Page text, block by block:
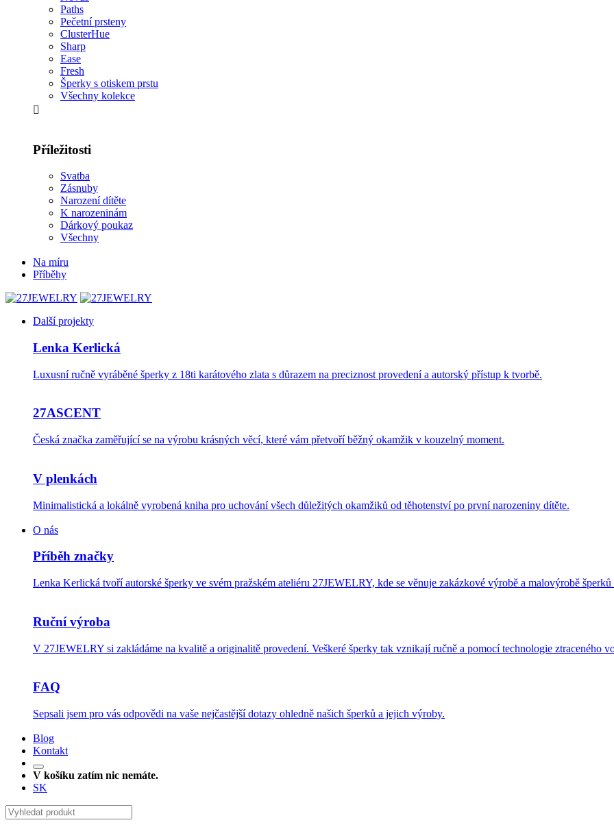
Paths
Pečetní prsteny
ClusterHue
Sharp
Ease
Fresh
Šperky s otiskem prstu
Všechny kolekce
Příležitosti
Svatba
Zásnuby
Narození dítěte
K narozeninám
Dárkový poukaz
Všechny
Na míru
Příběhy
Další projekty
Lenka Kerlická
Luxusní ručně vyráběné šperky z 18ti karátového zlata s důrazem na preciznost provedení a autorský přístup k tvorbě.
27ASCENT
Česká značka zaměřující se na výrobu krásných věcí, které vám přetvoří běžný okamžik v kouzelný moment.
V plenkách
Minimalistická a lokálně vyrobená kniha pro uchování všech důležitých okamžiků od těhotenství po první narozeniny dítěte.
O nás
Příběh značky
Lenka Kerlická tvoří autorské šperky ve svém pražském ateliéru 27JEWELRY, kde se věnuje zakázkové výrobě a malovýrobě
Ruční výroba
V 27JEWELRY si zakládáme na kvalitě a originalitě provedení. Veškeré šperky tak vznikají ručně a pomocí technologie ztraceného
FAQ
Sepsali jsem pro vás odpovědi na vaše nejčastější dotazy ohledně našich šperků a jejich výroby.
Blog
Kontakt
V košíku zatím nic nemáte.
SK